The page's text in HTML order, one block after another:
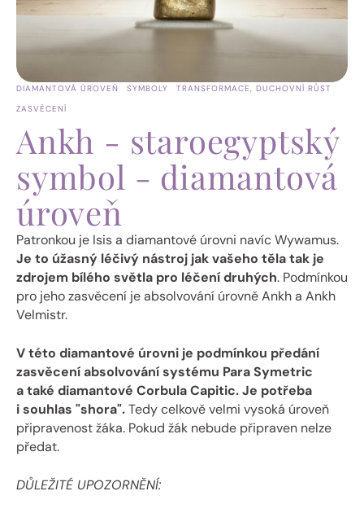
DIAMANTOVÁ ÚROVEŇ SYMBOLY
TRANSFORMACE, DUCHOVNÍ RŮST
ZASVĚCENÍ
Ankh - staroegyptský
symbol - diamantová
úroveň
Patronkou je Isis a diamantové úrovni navíc Wywamus.
Je to úžasný léčivý nástroj jak vašeho těla tak je
zdrojem bílého světla pro léčení druhých. Podmínkou
pro jeho zasvěcení je absolvování úrovně Ankh a Ankh
Velmistr.
V této diamantové úrovni je podmínkou předání
zasvěcení absolvování systému Para Symetric
a také diamantové Corbula Capitic. Je potřeba
i souhlas "shora".Tedy celkově velmi vysoká úroveň
připravenost žáka. Pokud žák nebude připraven nelze
předat.
DŮLEŽITÉ UPOZORNĚNÍ: